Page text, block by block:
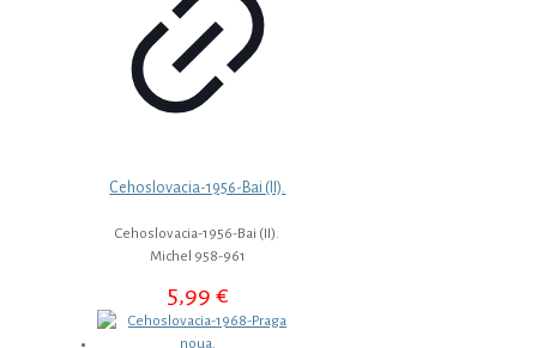
Cehoslovacia-1956-Bai (II).
Cehoslovacia-1956-Bai (II).
Michel 958-961
5,99 €